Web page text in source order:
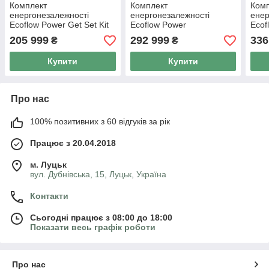
Комплект
енергонезалежності
Ecoflow Power Get Set Kit
5 kWh
205 999 ₴
Купити
Комплект
енергонезалежності
Ecoflow Power
Independence Kit 5 kWh
292 999₴
Купити
Про нас
100% позитивних з 60 відгуків за рік
Працює з 20.04.2018
м. Луцьк
вул. Дубнівська, 15, Луцьк, Україна
Контакти
Сьогодні працює з 08:00 до 18:00
Показати весь графік роботи
Про нас